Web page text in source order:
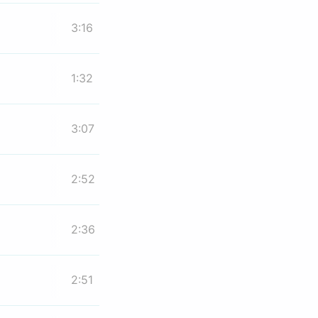
3:16
1:32
3:07
2:52
2:36
2:51